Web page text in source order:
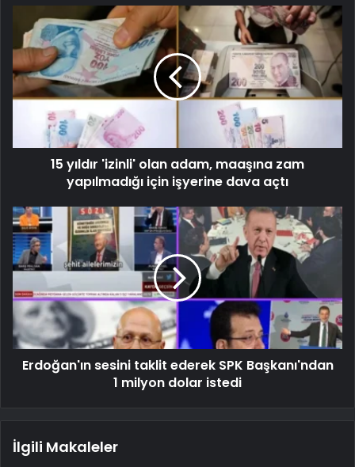
15 yıldır 'izinli' olan adam, maaşına zam
yapılmadığı için işyerine dava açtı
Erdoğan'ın sesini taklit ederek SPK Başkanı'ndan
1 milyon dolar istedi
İlgili Makaleler